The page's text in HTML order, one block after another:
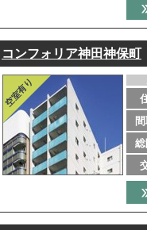
コンフォリア神田神保町